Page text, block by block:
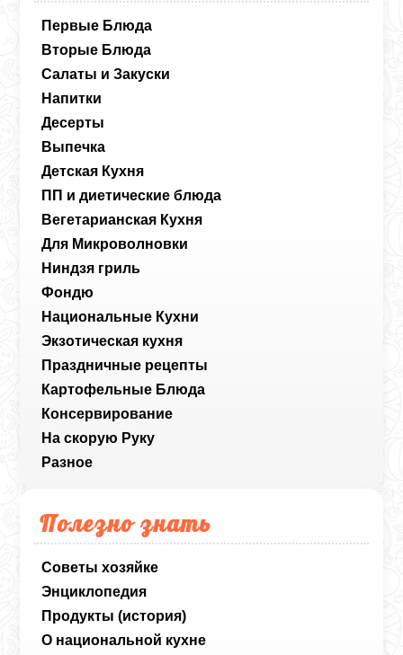
Первые Блюда
Вторые Блюда
Салаты и Закуски
Напитки
Десерты
Выпечка
Детская Кухня
ПП и диетические блюда
Вегетарианская Кухня
Для Микроволновки
Ниндзя гриль
Фондю
Национальные Кухни
Экзотическая кухня
Праздничные рецепты
Картофельные Блюда
Консервирование
На скорую Руку
Разное
Полезно знать
Советы хозяйке
Энциклопедия
Продукты (история)
О национальной кухне